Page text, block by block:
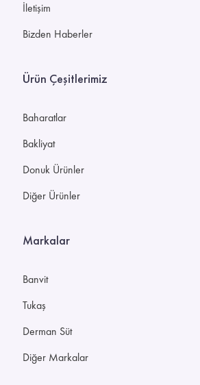
İletişim
Bizden Haberler
Ürün Çeşitlerimiz
Baharatlar
Bakliyat
Donuk Ürünler
Diğer Ürünler
Markalar
Banvit
Tukaş
Derman Süt
Diğer Markalar